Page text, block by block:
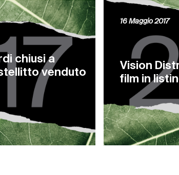
chiusi a
venduto
Vision
film in
16 Maggio 2017